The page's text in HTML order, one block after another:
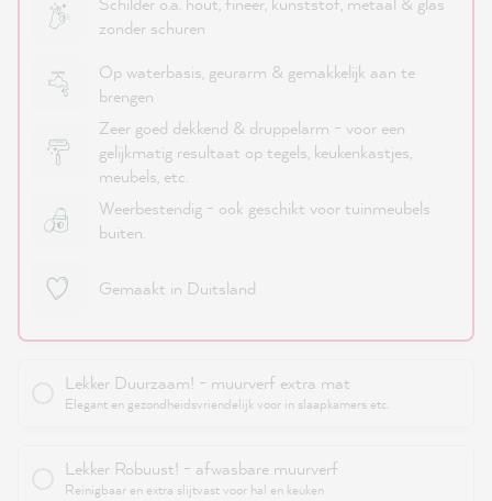
zonder schuren
Op waterbasis, geurarm & gemakkelijk aan te
brengen
Zeer goed dekkend & druppelarm - voor een
gelijkmatig resultaat op tegels, keukenkastjes,
meubels, etc.
Weerbestendig - ook geschikt voor tuinmeubels
buiten.
Gemaakt in Duitsland
Lekker Duurzaam! - muurverf extra mat
Elegant en gezondheidsvriendelijk voor in slaapkamers etc.
Lekker Robuust! - afwasbare muurverf
Reinigbaar en extra slijtvast voor hal en keuken